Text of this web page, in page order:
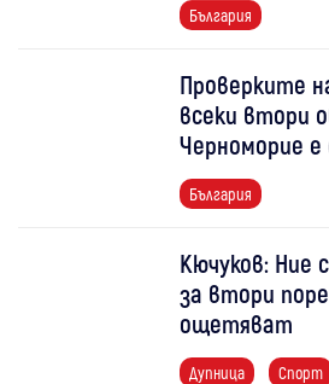
България
Проверките
всеки втори
Черноморие
България
Кючуков: Ние
за втори
ощетяват
Дупница Спорт